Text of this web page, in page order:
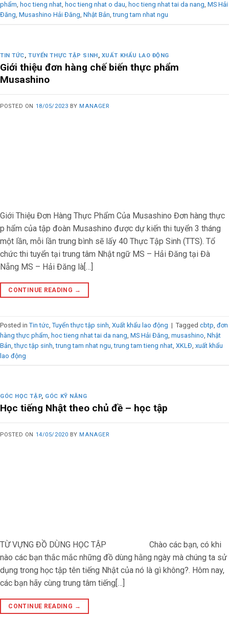
phẩm, hoc tieng nhat, hoc tieng nhat o dau, hoc tieng nhat tai da nang, MS Hải
Đăng, Musashino Hải Đăng, Nhật Bản,trung tam nhat ngu
TIN TỨC,TUYỂN THỰC TẬP SINH, XUẤT KHẨU LAO ĐỘNG
Giới thiệu đơn hàng chế biến thực phẩm
Musashino
POSTED ON 18/05/2023 BY MANAGER
Giới Thiệu Đơn Hàng Thực Phẩm Của Musashino Đơn hàng thực
p hẩm của tập đoàn Musashino được dự kiến thi tuyển 3 tháng
một lần, mỗi lần trung bình sẽ lấy 40 Thực Tập Sinh (TTS). Tổ
chức thi tuyển tại trung tâm Nhật ngữ MS – Hải Đăng tại Đà
Nẵng MS – Hải Đăng là[…]
CONTINUE READING →
Posted in Tin tức Tuyển thực tập sinh Xuất khẩu lao động | Tagged cbtp đơn
hàng thực phẩm hoc tieng nhat tai da nang MS Hải Đăng musashino Nhật
Bản ,thực tập sinh ,trung tam nhat ngu ,trung tam tieng nhat XKLĐ xuất khẩu
lao động
GÓC HỌC TẬP, GÓC KỸ NĂNG
Học tiếng Nhật theo chủ đề – học tập
POSTED ON 14/05/2020 BY MANAGER
TỪ VỰNG ĐỒ DÙNG HỌC TẬP Chào các bạn, có khi
nào các bạn thắc mắc những đồ dùng hằng ngày mà chúng ta sử
dụng trong học tập tên tiếng Nhật của nó là gì không?. Hôm nay,
các bạn hãy cùng trung tâm tiếng[…]
CONTINUE READING →